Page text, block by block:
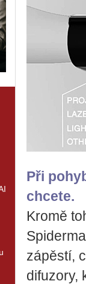
Při
chcete.
Kromě
zápěstí,
difuzory,